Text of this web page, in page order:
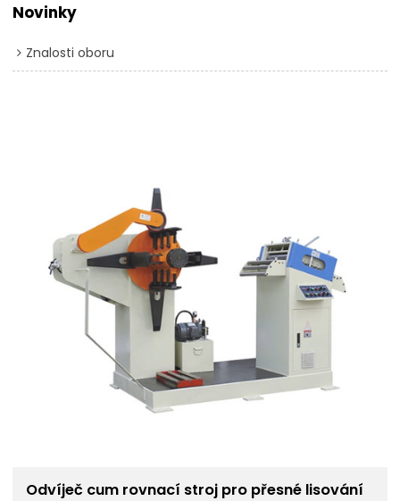
Novinky
Znalosti oboru
Odvíječ cum rovnací stroj pro přesné lisování